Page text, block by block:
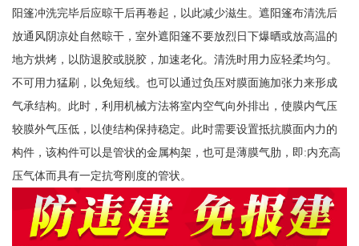
阳篷冲洗完毕后应晾干后再卷起，以此减少滋生。遮阳篷布清洗后
放通风阴凉处自然晾干，室外遮阳篷不要放烈日下爆晒或放高温的
地方烘烤，以防退胶或脱胶，加速老化。清洗时用力应轻柔均匀。
不可用力猛刷，以免短线。也可以通过负压对膜面施加张力来形成
气承结构。此时，利用机械方法将室内空气向外排出，使膜内气压
较膜外气压低，以使结构保持稳定。此时需要设置抵抗膜面内力的
构件，该构件可以是管状的金属构架，也可是薄膜气肋，即:内充高
压气体而具有一定抗弯刚度的管状。